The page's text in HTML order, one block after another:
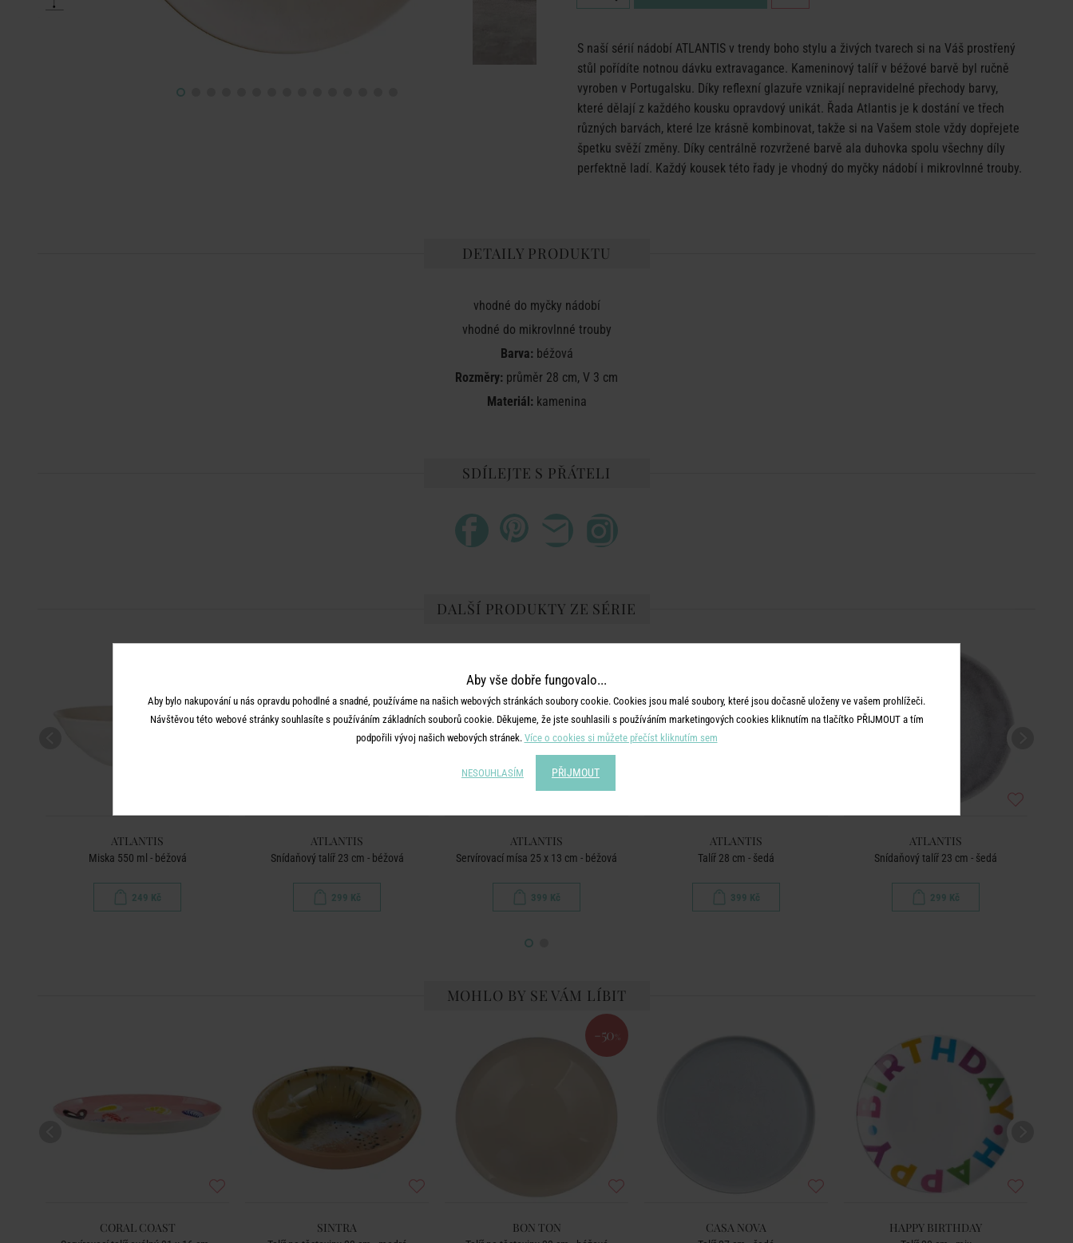
S naší sérií nádobí ATLANTIS v trendy boho stylu a živých tvarech si na Váš prostřený
stůl pořídíte notnou dávku extravagance. Kameninový talíř v béžové barvě byl ručně
vyroben v Portugalsku. Díky reflexní glazuře vznikají nepravidelné přechody barvy,
které dělají z každého kousku opravdový unikát. Řada Atlantis je k dostání ve třech
různých barvách, které lze krásně kombinovat, takže si na Vašem stole vždy dopřejete
špetku svěží změny. Díky centrálně rozvržené barvě ala duhovka spolu všechny díly
perfektně ladí. Každý kousek této řady je vhodný do myčky nádobí i mikrovlnné trouby.
DETAILY PRODUKTU
vhodné do myčky nádobí
vhodné do mikrovlnné trouby
Barva:béžová
Rozměry: průměr 28 cm, V 3 cm
Materiál:kamenina
SDÍLEJTE S PŘÁTELI
DALŠÍ PRODUKTY ZE SÉRIE
ATLANTIS
Miska 550 ml - béžová
249 Kč
ATLANTIS
Snídaňový talíř 23 cm - béžová
299 Kč
ATLANTIS
Servírovací mísa 25 x 13 cm - béžová
399 Kč
ATLANTIS
Talíř 28 cm - šedá
399 Kč
ATLANTIS
Snídaňový talíř 23 cm - šedá
299 Kč
MOHLO BY SE VÁM LÍBIT
CORAL COAST SINTRA
-50 %
BON TON CASA NOVA HAPPY BIRTHDAY
Aby vše dobře fungovalo...
Aby bylo nakupování u nás opravdu pohodlné a snadné, používáme na našich webových stránkách soubory cookie. Cookies jsou malé soubory, které jsou dočasně uloženy ve vašem prohlížeči.
Návštěvou této webové stránky souhlasíte s používáním základních souborů cookie. Děkujeme, že jste souhlasili s používáním marketingových cookies kliknutím na tlačítko PŘIJMOUT a tím
podpořili vývoj našich webových stránek. Více o cookies si můžete přečíst kliknutím sem
NESOUHLASÍM PŘIJMOUT